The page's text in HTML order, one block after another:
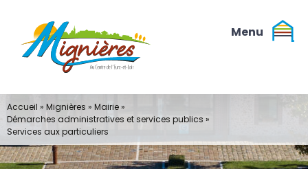
contenu
Accueil » Mignières » Mairie»
Démarches administratives et services publics »
Services aux particuliers